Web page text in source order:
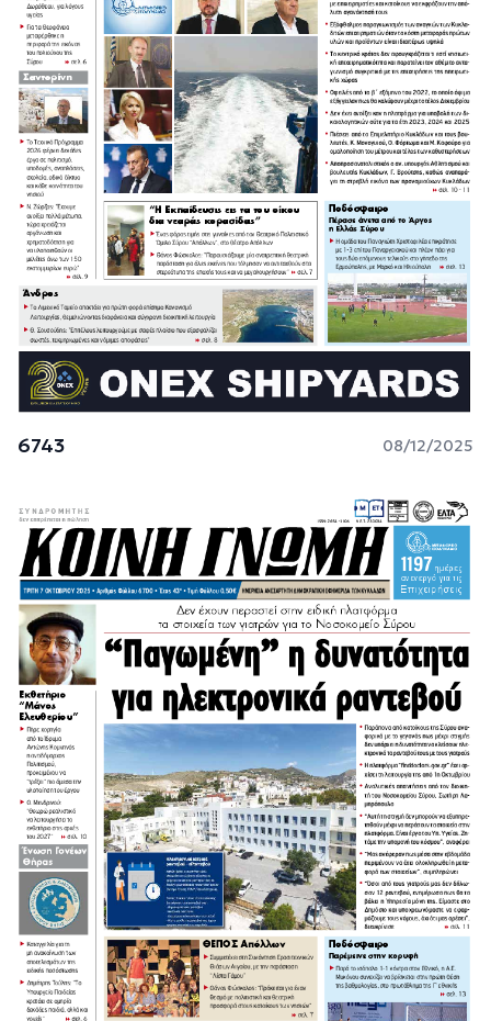
6743 08/12/2025